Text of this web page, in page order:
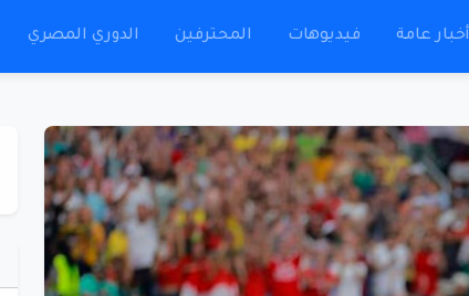
أخبار عامة فيديوهات المحترفين الدوري المصري